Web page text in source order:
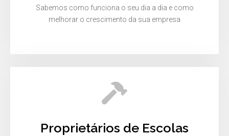
Sabemos como funciona o seu dia a dia e como
melhorar o crescimento da sua empresa
Proprietários de Escolas